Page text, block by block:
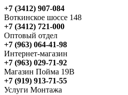
+7 (3412) 907-084
Воткинское шоссе 148
+7 (3412) 721-000
Оптовый отдел
+7 (963) 064-41-98
Интернет-магазин
+7 (963) 029-71-92
Магазин Пойма 19В
+7 (919) 913-71-55
Услуги Монтажа